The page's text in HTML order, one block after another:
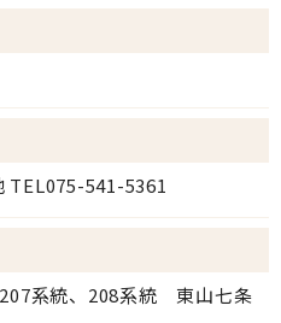
TEL075-541-5361
系統、208系統 東山七条